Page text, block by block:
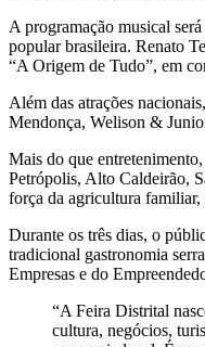
A programação musical
popular brasileira. Renato
“A Origem de Tudo”, em
Além das atrações
Mendonça, Welison &
Mais do que
Petrópolis, Alto Caldeirão,
força da agricultura
Durante os três dias, o
tradicional gastronomia
Empresas e do
“A Feira Distrital
cultura, negócios,